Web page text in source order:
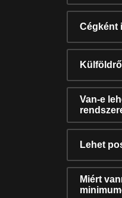
Cégként
Van-e
Lehet
Miért